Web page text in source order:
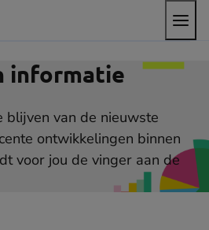
het
menu
informatie
van de nieuwste
ontwikkelingen binnen
voor jou de vinger aan de